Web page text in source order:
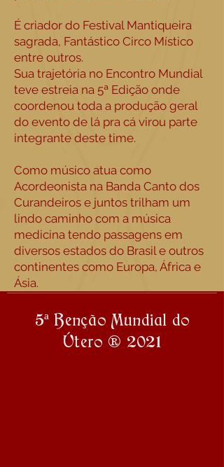
É criador do Festival Mantiqueira
sagrada, Fantástico Circo Místico
entre outros.
Sua trajetória no Encontro Mundial
teve estreia na 5ª Edição onde
coordenou toda a produção geral
do evento de lá pra cá virou parte
integrante deste time.
Como músico atua como
Acordeonista na Banda Canto dos
Curandeiros e juntos trilham um
lindo caminho com a música
medicina tendo passagens em
diversos estados do Brasil e outros
continentes como Europa, África e
Ásia.
5ª Benção Mundial do
Útero ® 2021